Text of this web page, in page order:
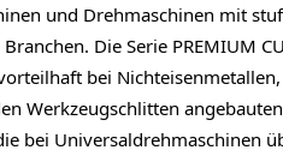
und Drehmaschinen mit
Die Serie PREMIUM
bei
Werkzeugschlitten
bei Universaldrehmaschinen